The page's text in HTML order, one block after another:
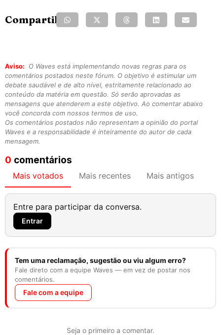
Compartilhe:
Aviso:
O Waves está implementando novas regras para os
comentários postados neste fórum. O objetivo é estimular um
debate saudável e de alto nível, estritamente relacionado ao
conteúdo da matéria em questão. Só serão aprovadas as
mensagens que atenderem a este objetivo. Ao comentar abaixo
você concorda com nossos termos de uso.
Os comentários postados não representam a opinião do portal
Waves e a responsabilidade é inteiramente do autor de cada
mensagem.
0 comentários
Mais votados Mais recentes Mais antigos
Entre para participar da conversa.
Entrar
Tem uma reclamação, sugestão ou viu algum erro?
Fale direto com a equipe Waves — em vez de postar nos
comentários.
Fale com a equipe
Seja o primeiro a comentar.